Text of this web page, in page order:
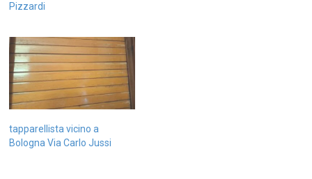
Pizzardi
tapparellista vicino a
Bologna Via Carlo Jussi